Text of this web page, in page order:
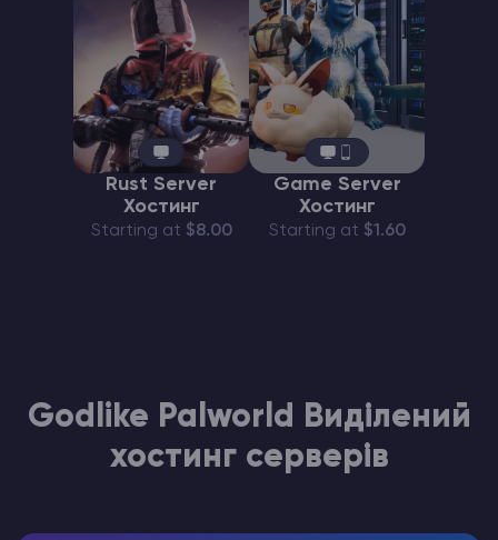
Rust Server
Хостинг
Starting at $8.00
Game Server
Хостинг
Starting at $1.60
Godlike Palworld Виділений
хостинг серверів